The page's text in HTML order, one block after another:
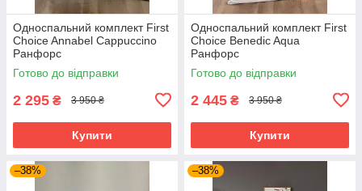
Односпальний комплект First
Choice Annabel Cappuccino
Ранфорс
Готово до відправки
2 295 ₴ 3 950 ₴
Купити
Односпальний комплект First
Choice Benedic Aqua
Ранфорс
Готово до відправки
2 445 ₴ 3 950 ₴
Купити
–38% –38%